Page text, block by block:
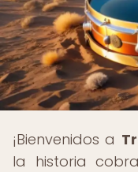
¡Bienvenidos a
la historia